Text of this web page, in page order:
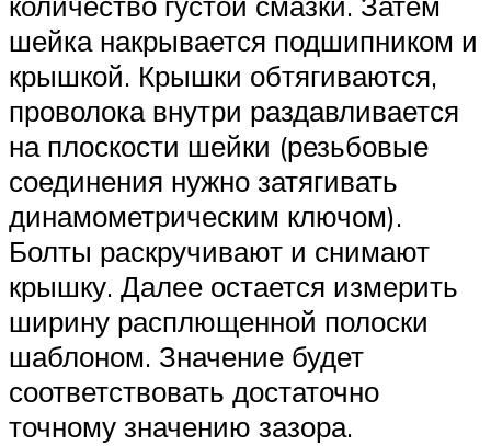
шейка накрывается подшипником и
крышкой. Крышки обтягиваются,
проволока внутри раздавливается
на плоскости шейки (резьбовые
соединения нужно затягивать
динамометрическим ключом).
Болты раскручивают и снимают
крышку. Далее остается измерить
ширину расплющенной полоски
шаблоном. Значение будет
соответствовать достаточно
точному значению зазора.